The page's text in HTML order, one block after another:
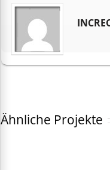
Ähnliche Projekte